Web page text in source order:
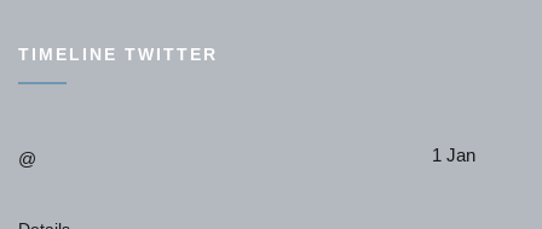
TIMELINE TWITTER
@ 1 Jan